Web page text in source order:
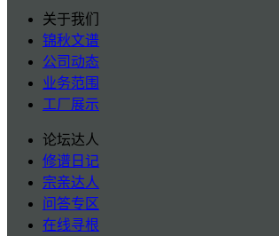
关于我们
锦秋文谱
公司动态
业务范围
工厂展示
论坛达人
修谱日记
宗亲达人
问答专区
在线寻根